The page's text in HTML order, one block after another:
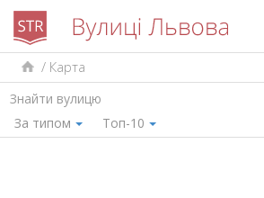
/ Карта
За типом Топ-10